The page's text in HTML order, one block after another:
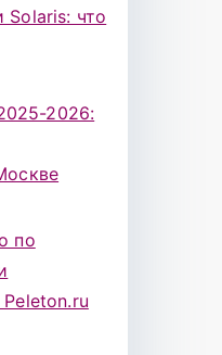
что
2026:
по
Peleton.ru